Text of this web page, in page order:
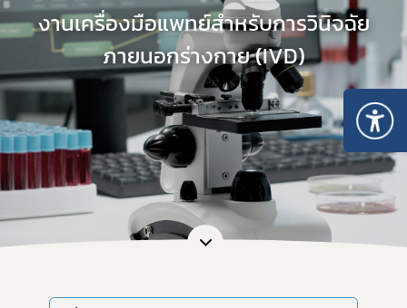
งานเครื่องมือแพทย์สำหรับการวินิจฉัย
ภายนอกร่างกาย (IVD)